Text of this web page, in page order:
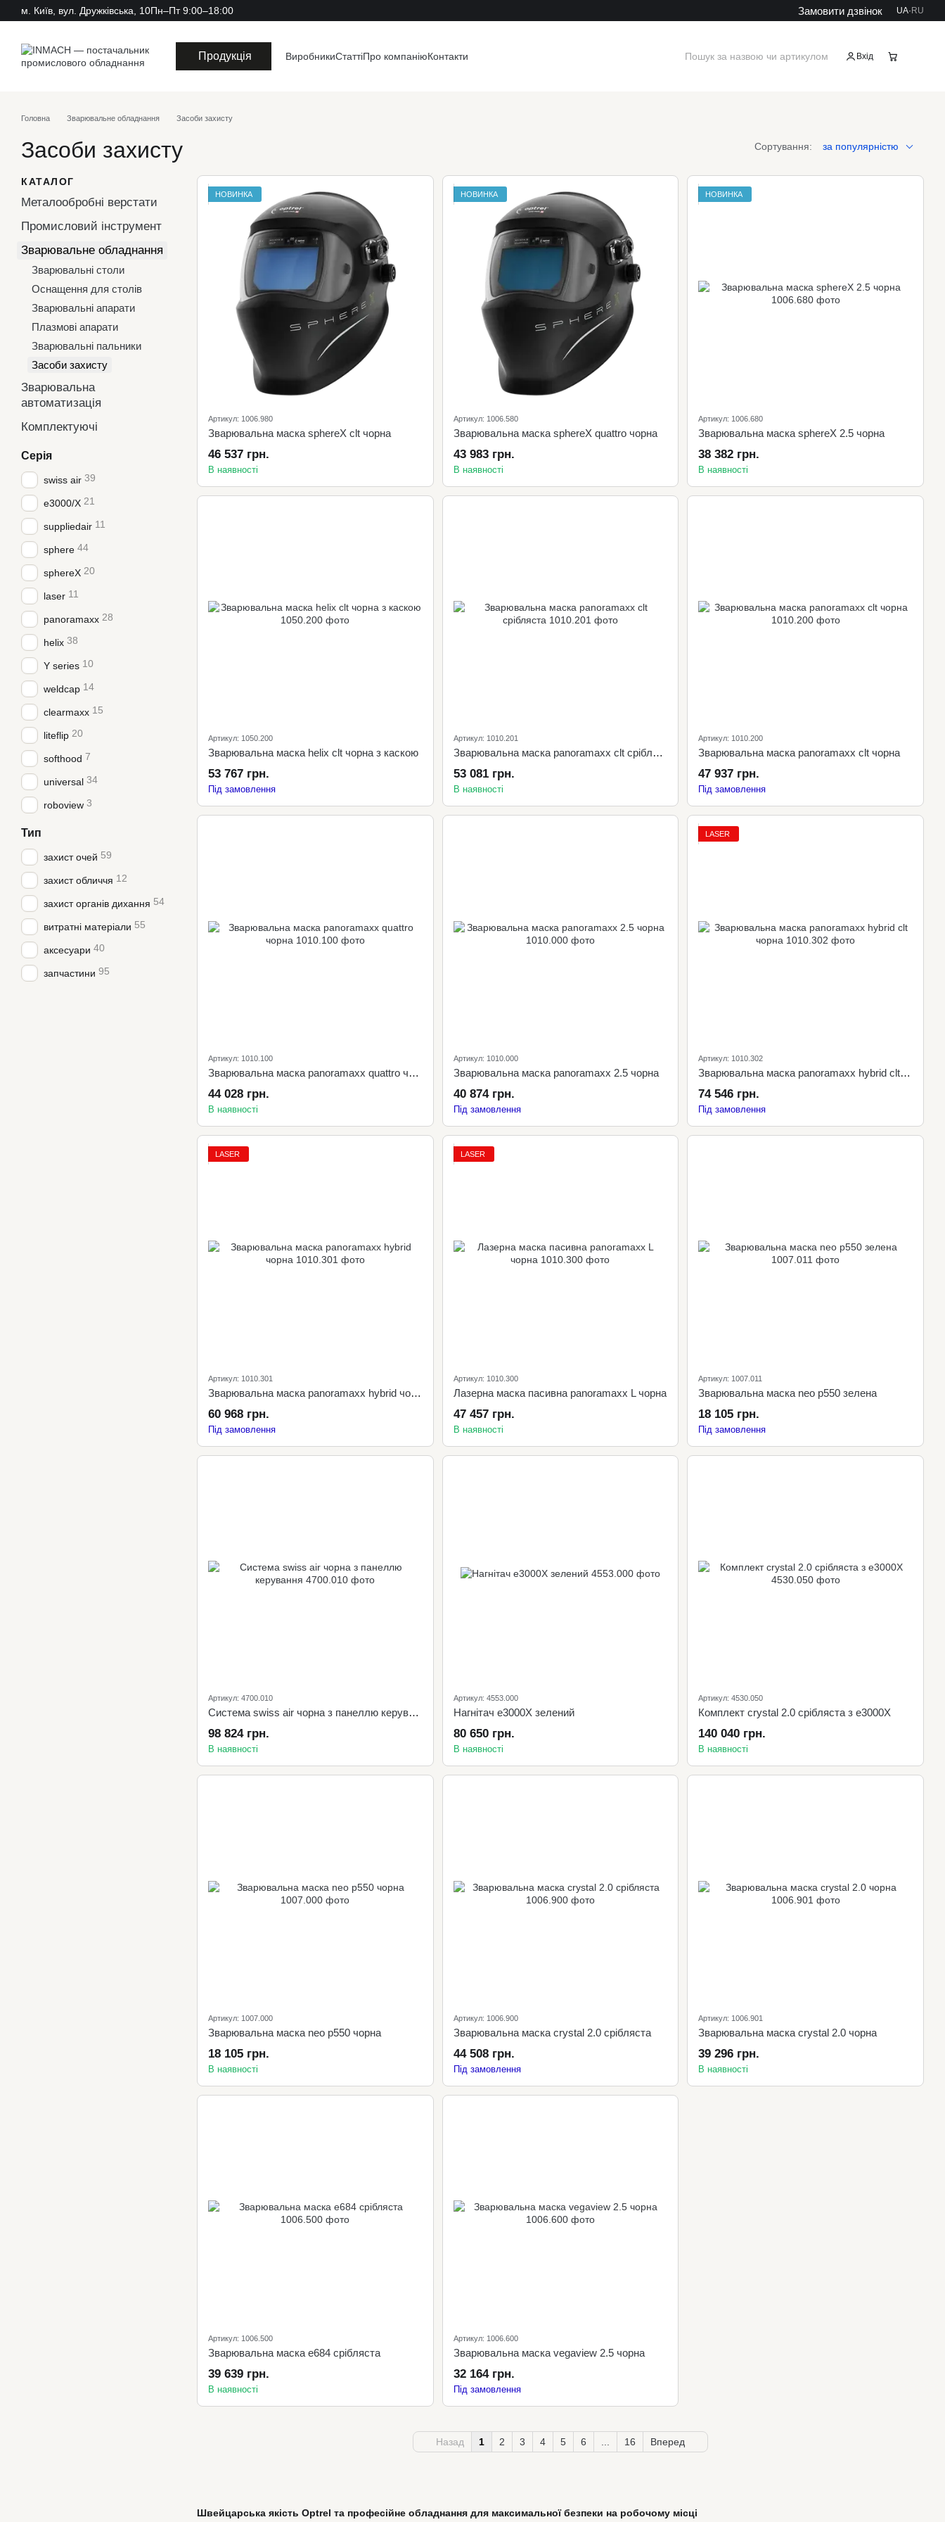
Перейти до основного контенту
м. Київ, вул. Дружківська, 10Пн–Пт 9:00–18:00 Замовити дзвінок UA· RU
Продукція ВиробникиСтаттіПро компаніюКонтакти Вхід
Головна Зварювальне обладнання Засоби захисту
Засоби захисту Сортування: за популярністю
Швейцарська якість Optrel та професійне обладнання для максимальної безпеки на робочому місці
НОВИНКА
Артикул: 1006.980
Зварювальна маска sphereX clt чорна
46 537 грн.
В наявності
НОВИНКА
Артикул: 1006.580
Зварювальна маска sphereX quattro чорна
43 983 грн.
В наявності
НОВИНКА
Артикул: 1006.680
Зварювальна маска sphereX 2.5 чорна
38 382 грн.
В наявності
Артикул: 1050.200
Зварювальна маска helix clt чорна з каскою
53 767 грн.
Під замовлення
Артикул: 1010.201
Зварювальна маска panoramaxx clt срібляста
53 081 грн.
В наявності
Артикул: 1010.200
Зварювальна маска panoramaxx clt чорна
47 937 грн.
Під замовлення
Артикул: 1010.100
Зварювальна маска panoramaxx quattro чорна
44 028 грн.
В наявності
Артикул: 1010.000
Зварювальна маска panoramaxx 2.5 чорна
40 874 грн.
Під замовлення
LASER
Артикул: 1010.302
Зварювальна маска panoramaxx hybrid clt чорна
74 546 грн.
Під замовлення
LASER
Артикул: 1010.301
Зварювальна маска panoramaxx hybrid чорна
60 968 грн.
Під замовлення
LASER
Артикул: 1010.300
Лазерна маска пасивна panoramaxx L чорна
47 457 грн.
В наявності
Артикул: 1007.011
Зварювальна маска neo p550 зелена
18 105 грн.
Під замовлення
Артикул: 4700.010
Система swiss air чорна з панеллю керування
98 824 грн.
В наявності
Артикул: 4553.000
Нагнітач e3000X зелений
80 650 грн.
В наявності
Артикул: 4530.050
Комплект crystal 2.0 срібляста з e3000X
140 040 грн.
В наявності
Артикул: 1007.000
Зварювальна маска neo p550 чорна
18 105 грн.
В наявності
Артикул: 1006.900
Зварювальна маска crystal 2.0 срібляста
44 508 грн.
Під замовлення
Артикул: 1006.901
Зварювальна маска crystal 2.0 чорна
39 296 грн.
В наявності
Артикул: 1006.500
Зварювальна маска e684 срібляста
39 639 грн.
В наявності
Артикул: 1006.600
Зварювальна маска vegaview 2.5 чорна
32 164 грн.
Під замовлення
Назад 1 2 3 4 5 6 16 Вперед
КАТАЛОГ
Металообробні верстати
Промисловий інструмент
Зварювальне обладнання
Зварювальні столи
Оснащення для столів
Зварювальні апарати
Плазмові апарати
Зварювальні пальники
Засоби захисту
Зварювальна
автоматизація
Комплектуючі
Серія
swiss air 39
e3000/X 21
suppliedair 11
sphere 44
sphereX 20
laser 11
panoramaxx 28
helix 38
Y series 10
weldcap 14
clearmaxx 15
liteflip 20
softhood 7
universal 34
roboview 3
Тип
захист очей 59
захист обличчя 12
захист органів дихання 54
витратні матеріали 55
аксесуари 40
запчастини 95